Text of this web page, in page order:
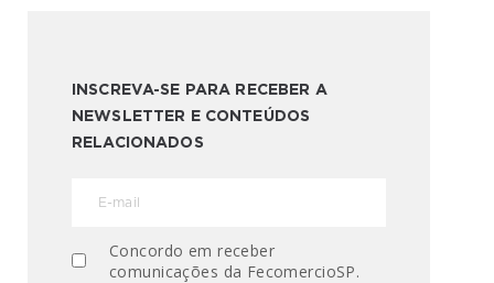
INSCREVA-SE PARA RECEBER A
NEWSLETTER E CONTEÚDOS
RELACIONADOS
Concordo em receber
comunicações da FecomercioSP.